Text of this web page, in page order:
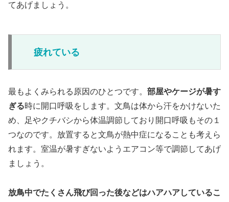
てあげましょう。
疲れている
最もよくみられる原因のひとつです。 部屋やケージが暑す
ぎる時に開口呼吸をします。文鳥は体から汗をかけないた
め、足やクチバシから体温調節しており開口呼吸もその１
つなのです。放置すると文鳥が熱中症になることも考えら
れます。室温が暑すぎないようエアコン等で調節してあげ
ましょう。
放鳥中でたくさん飛び回った後などはハアハアしているこ